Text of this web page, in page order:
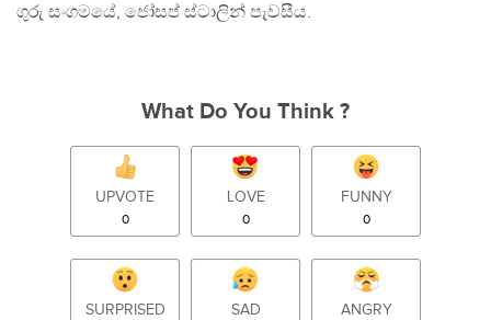
ගුරු සංගමයේ, ජෝසප් ස්ටාලින් පැවසීය.
What Do You Think ?
UPVOTE
0
LOVE
0
FUNNY
0
SURPRISED SAD ANGRY